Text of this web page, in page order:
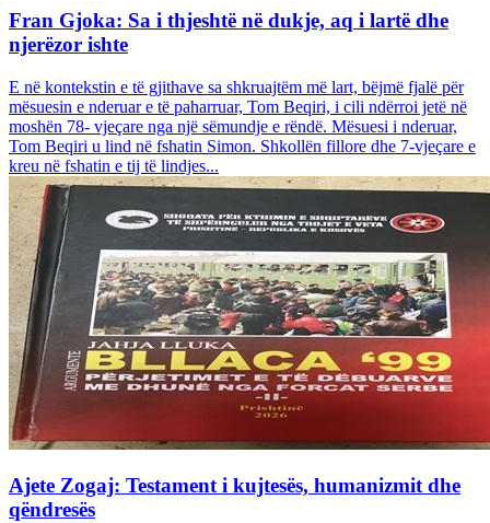
Fran Gjoka: Sa i thjeshtë në dukje, aq i lartë dhe
njerëzor ishte
E në kontekstin e të gjithave sa shkruajtëm më lart, bëjmë fjalë për
mësuesin e nderuar e të paharruar, Tom Beqiri, i cili ndërroi jetë në
moshën 78- vjeçare nga një sëmundje e rëndë. Mësuesi i nderuar,
Tom Beqiri u lind në fshatin Simon. Shkollën fillore dhe 7-vjeçare e
kreu në fshatin e tij të lindjes...
Ajete Zogaj: Testament i kujtesës, humanizmit dhe
qëndresës